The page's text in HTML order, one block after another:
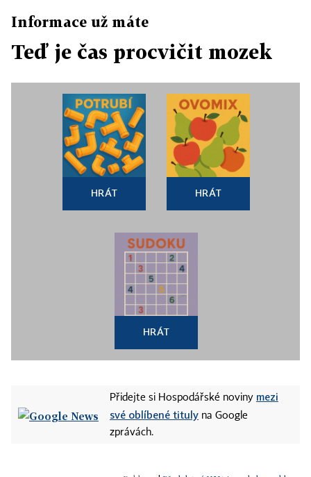
Informace už máte
Teď je čas procvičit mozek
HRÁT HRÁT
HRÁT
Přidejte si Hospodářské noviny mezi
své oblíbené tituly na Google
zprávách.